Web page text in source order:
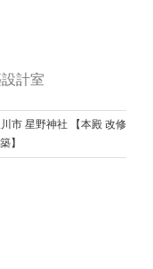
計室
市 星野神社 【本殿 改修
】